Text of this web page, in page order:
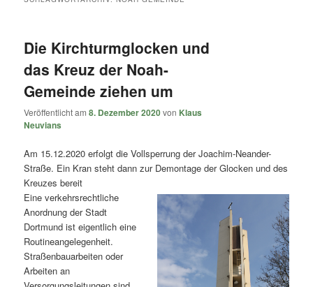
Die Kirchturmglocken und
das Kreuz der Noah-
Gemeinde ziehen um
Veröffentlicht am8. Dezember 2020von Klaus
Neuvians
Am 15.12.2020 erfolgt die Vollsperrung der Joachim-Neander-
Straße. Ein Kran steht dann zur Demontage der Glocken und des
Kreuzes bereit
Eine verkehrsrechtliche
Anordnung der Stadt
Dortmund ist eigentlich eine
Routineangelegenheit.
Straßenbauarbeiten oder
Arbeiten an